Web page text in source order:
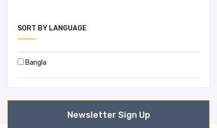
SORT BY LANGUAGE
Bangla
Newsletter Sign Up